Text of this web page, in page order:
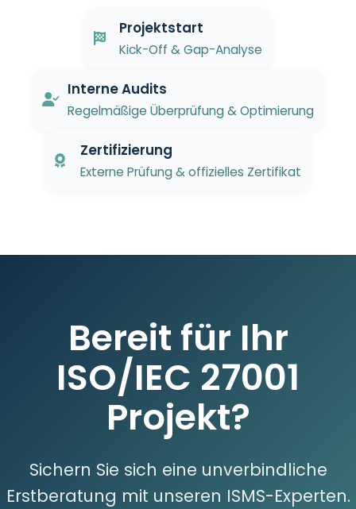
Projektstart
Kick-Off & Gap-Analyse
Interne Audits
Regelmäßige Überprüfung & Optimierung
Zertifizierung
Externe Prüfung & offizielles Zertifikat
Bereit für Ihr
ISO/IEC 27001
Projekt?
Sichern Sie sich eine unverbindliche
Erstberatung mit unseren ISMS-Experten.